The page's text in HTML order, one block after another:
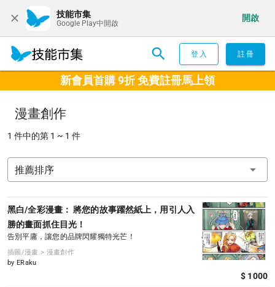
技能市集
Google Play中開啟
開啟
登入 註冊
新會員首購 9折 免費註冊馬上領
漫畫創作
1 件中的第 1 ~ 1 件
推薦排序
黑白/全彩漫畫： 將您的故事躍然紙上，用引人入
勝的畫面抓住目光！
告別平庸，讓您的品牌閃耀獨特光芒！
插圖/漫畫 > 漫畫創作
by ERaku
$ 1000